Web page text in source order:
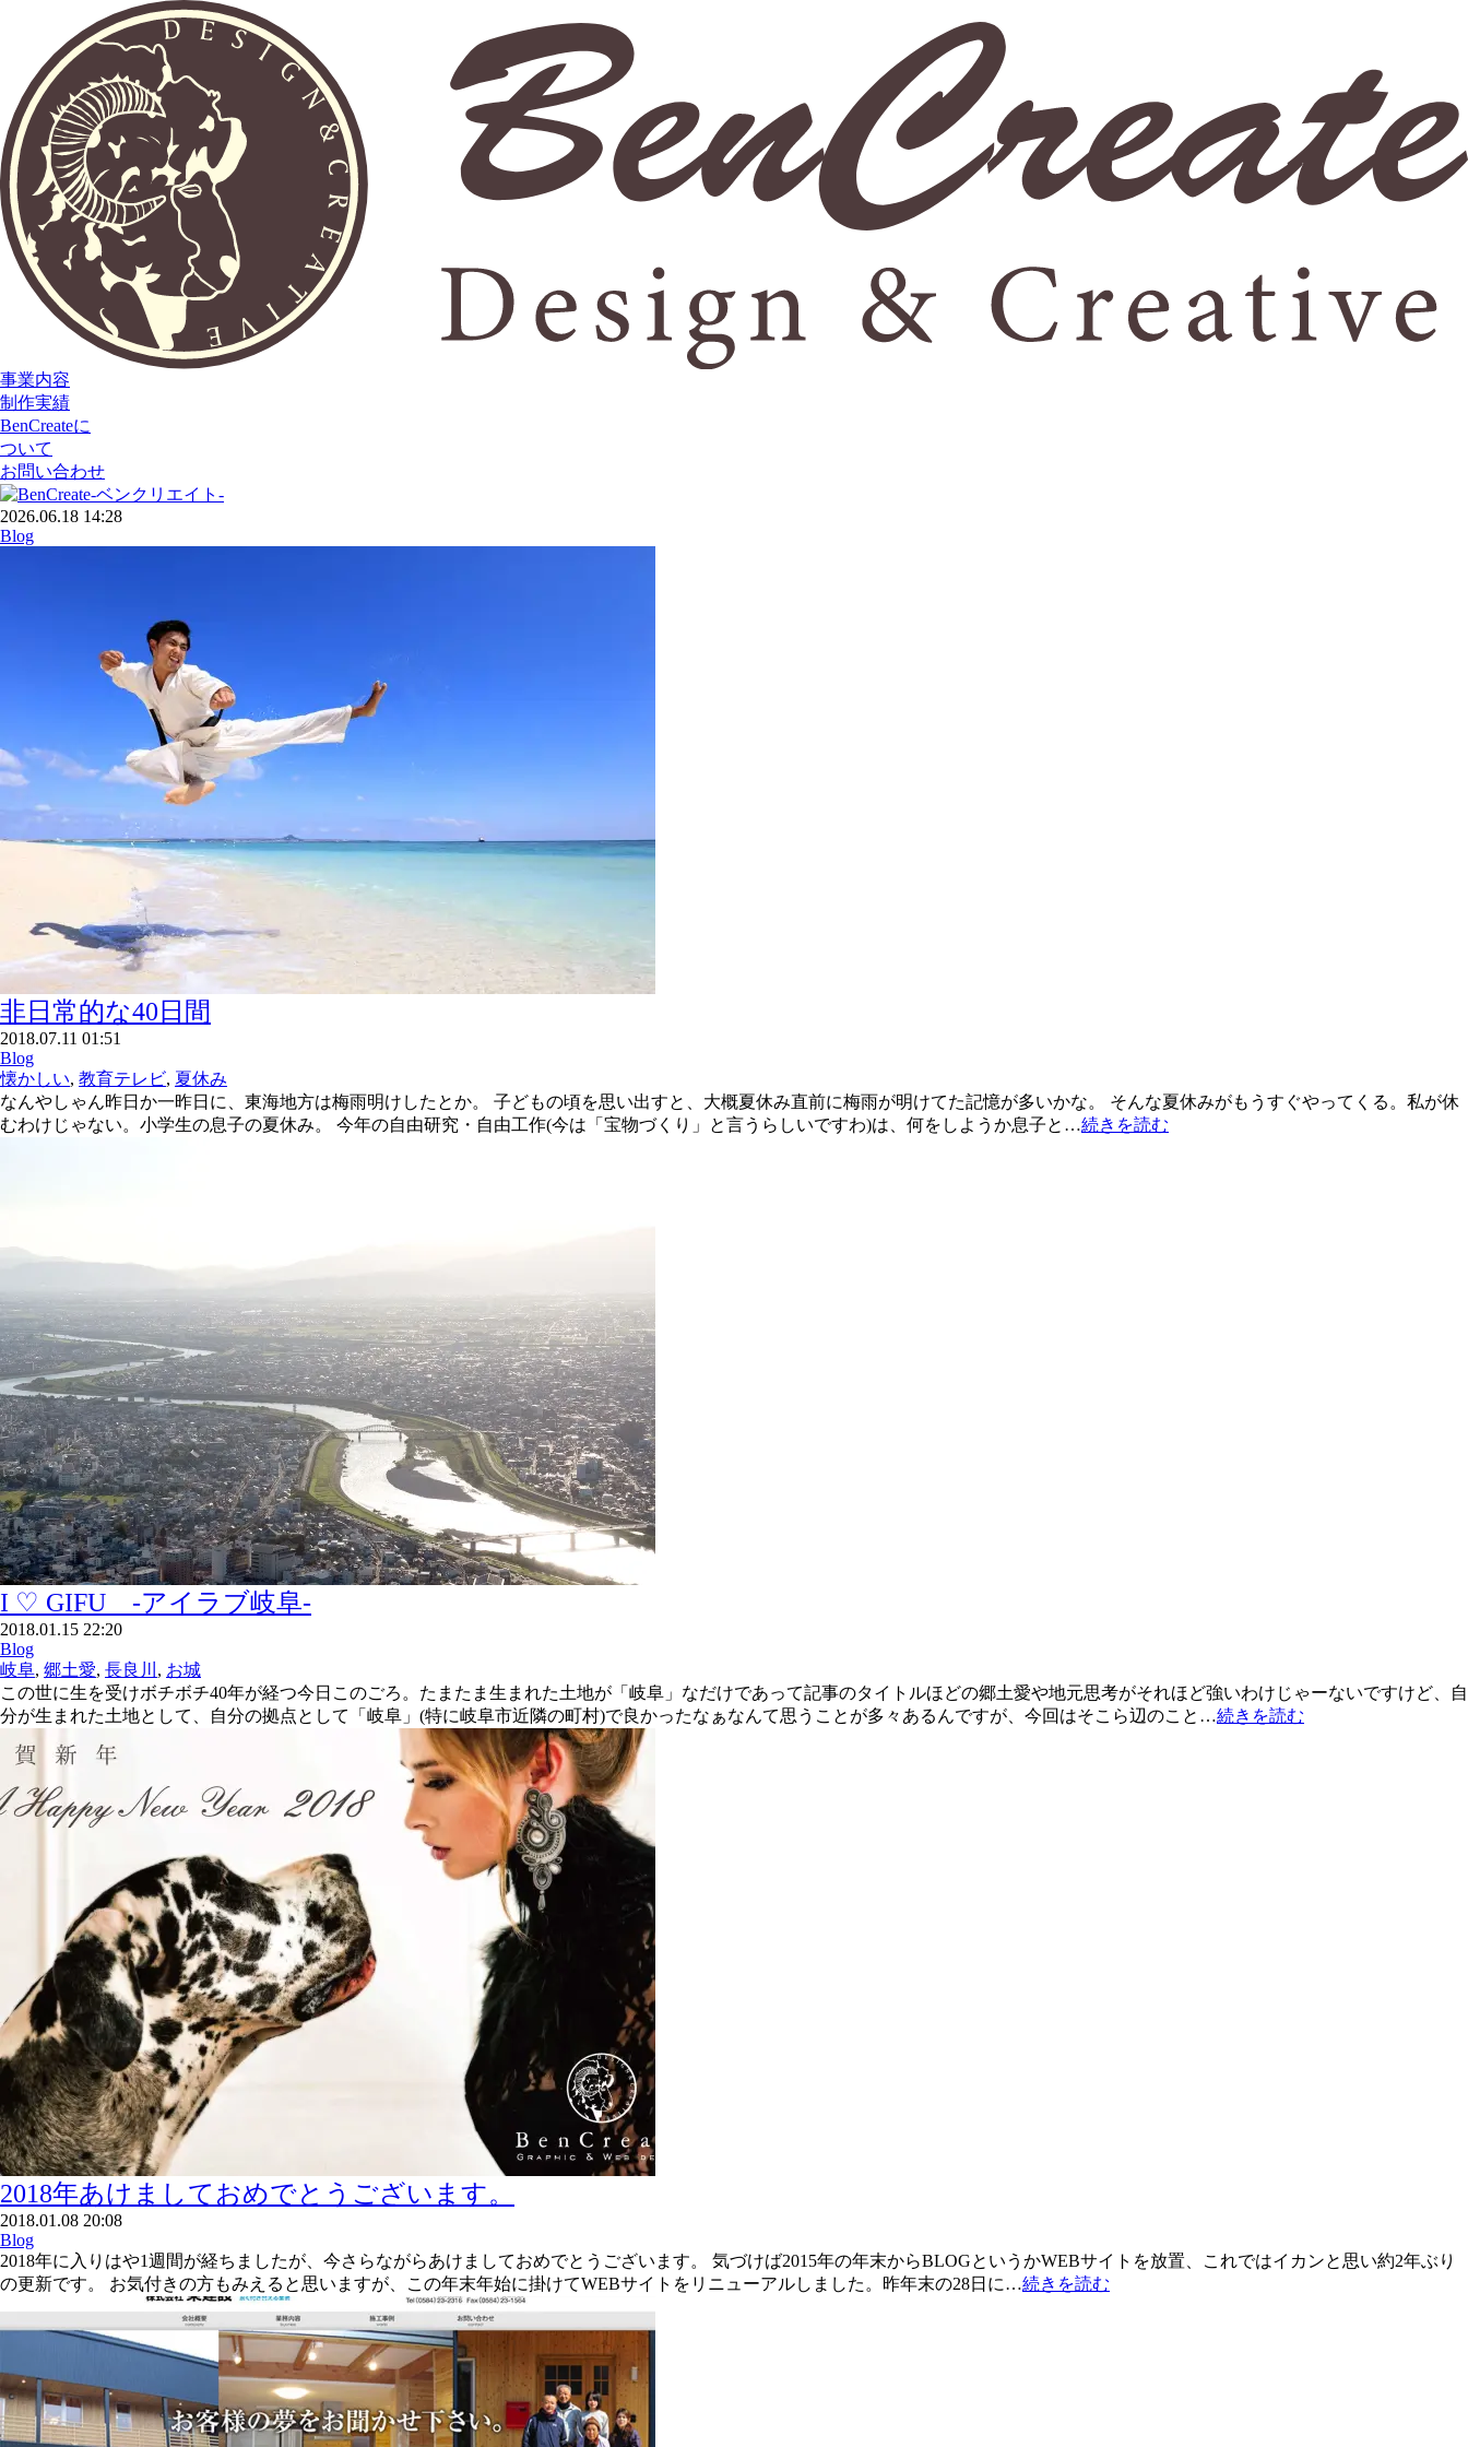
事業内容
制作実績
BenCreateに
ついて
お問い合わせ
2026.06.18 14:28
Blog
非日常的な40日間
2018.07.11 01:51
Blog
懐かしい, 教育テレビ, 夏休み
なんやしゃん昨日か一昨日に、東海地方は梅雨明けしたとか。 子どもの頃を思い出すと、大概夏休み直前に梅雨が明けてた記憶が多いかな。 そんな夏休みがもうすぐやってくる。私が休
むわけじゃない。小学生の息子の夏休み。 今年の自由研究・自由工作(今は「宝物づくり」と言うらしいですわ)は、何をしようか息子と…続きを読む
I ♡ GIFU -アイラブ岐阜-
2018.01.15 22:20
Blog
岐阜, 郷土愛, 長良川 , お城
この世に生を受けボチボチ40年が経つ今日このごろ。たまたま生まれた土地が「岐阜」なだけであって記事のタイトルほどの郷土愛や地元思考がそれほど強いわけじゃーないですけど、自
分が生まれた土地として、自分の拠点として「岐阜」(特に岐阜市近隣の町村)で良かったなぁなんて思うことが多々あるんですが、今回はそこら辺のこと…続きを読む
2018年あけましておめでとうございます。
2018.01.08 20:08
Blog
2018年に入りはや1週間が経ちましたが、今さらながらあけましておめでとうございます。 気づけば2015年の年末からBLOGというかWEBサイトを放置、これではイカンと思い約2年ぶり
の更新です。 お気付きの方もみえると思いますが、この年末年始に掛けてWEBサイトをリニューアルしました。昨年末の28日に…続きを読む